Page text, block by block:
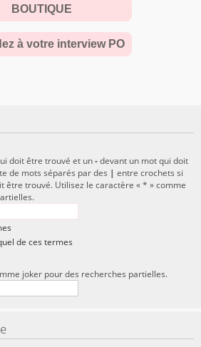
BOUTIQUE
à votre interview PO
doit être trouvé et un-devant un mot qui doit
de mots séparés par des | entre crochets si
être trouvé. Utilisez le caractère « * » comme
de ces termes
joker pour des recherches partielles.